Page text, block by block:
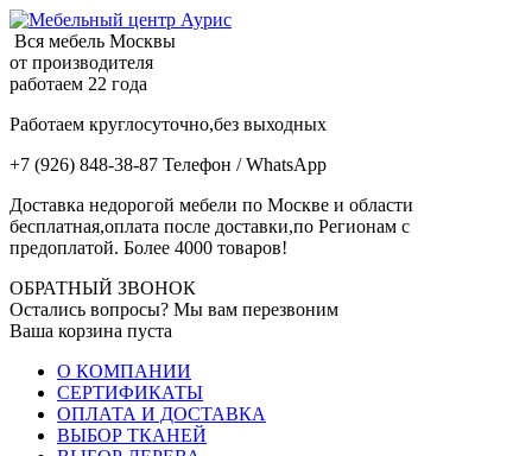
Вся мебель Москвы
от производителя
работаем 22 года
Работаем круглосуточно,без выходных
+7 (926) 848-38-87 Телефон / WhatsApp
Доставка недорогой мебели по Москве и области
бесплатная,оплата после доставки,по Регионам с
предоплатой. Более 4000 товаров!
ОБРАТНЫЙ ЗВОНОК
Остались вопросы? Мы вам перезвоним
Ваша корзина пуста
О КОМПАНИИ
СЕРТИФИКАТЫ
ОПЛАТА И ДОСТАВКА
ВЫБОР ТКАНЕЙ